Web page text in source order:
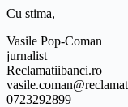
Cu stima,
Vasile Pop-Coman
jurnalist
Reclamatiibanci.ro
0723292899